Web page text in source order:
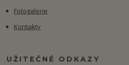
Fotogalerie
Kontakty
UŽITEČNÉ ODKAZY